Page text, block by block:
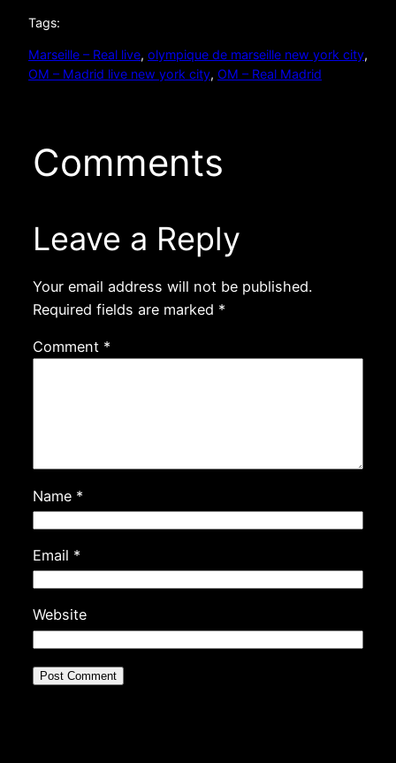
Tags:
Marseille – Real live, olympique de marseille new york city
OM – Madrid live new york city, OM – Real Madrid
Comments
Leave a Reply
Your email address will not be published.
Required fields are marked *
Comment *
Name *
Email *
Website